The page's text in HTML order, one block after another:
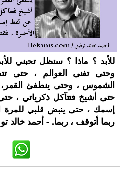
للأبد ؟ ماذا ؟ ستظل تحبني
وحتى تفنى العوالم ، حتى
الشموس ، وحتى ينطفئ القمر،
حتى أشيخ فتتآكل ذكرياتي ،
إسمك ، حتى ينبض قلبي للمرة
ربما أتوقف ، ربما. - أحمد خالد